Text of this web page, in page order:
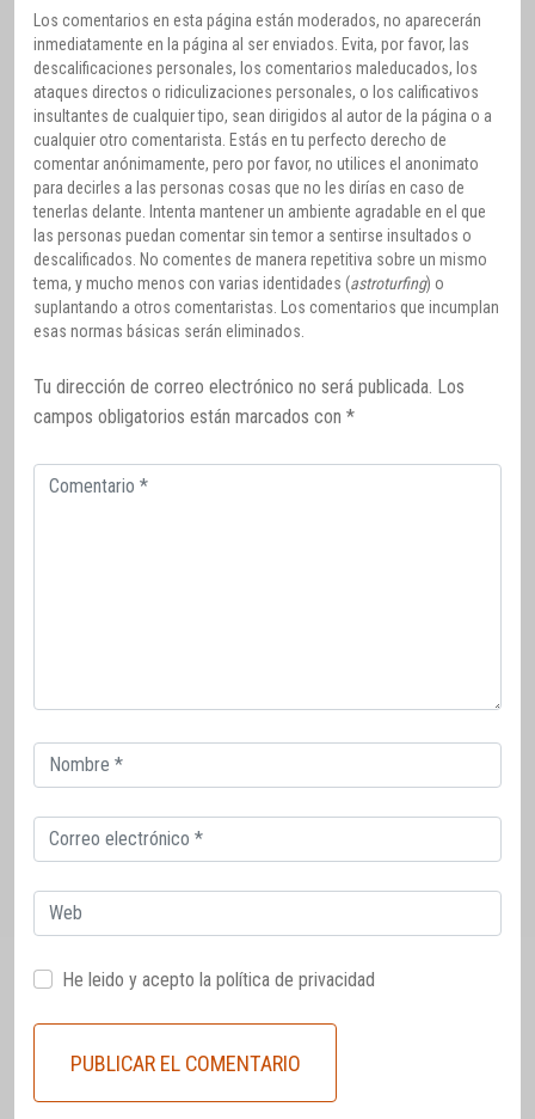
Los comentarios en esta página están moderados, no aparecerán
inmediatamente en la página al ser enviados. Evita, por favor, las
descalificaciones personales, los comentarios maleducados, los
ataques directos o ridiculizaciones personales, o los calificativos
insultantes de cualquier tipo, sean dirigidos al autor de la página o a
cualquier otro comentarista. Estás en tu perfecto derecho de
comentar anónimamente, pero por favor, no utilices el anonimato
para decirles a las personas cosas que no les dirías en caso de
tenerlas delante. Intenta mantener un ambiente agradable en el que
las personas puedan comentar sin temor a sentirse insultados o
descalificados. No comentes de manera repetitiva sobre un mismo
tema, y mucho menos con varias identidades (astroturfing) o
suplantando a otros comentaristas. Los comentarios que incumplan
esas normas básicas serán eliminados.
Tu dirección de correo electrónico no será publicada. Los
campos obligatorios están marcados con *
Comentario
Correo
electrónico
Correo
electrónico
Web
He leido y acepto la política de privacidad